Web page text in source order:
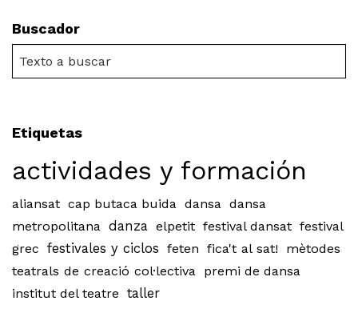
Buscador
Etiquetas
actividades y formación
aliansat cap butaca buida dansa dansa
metropolitana danza elpetit festival dansat festival
grec festivales y ciclos feten fica't al sat!
mètodes
teatrals de creació col·lectiva premi de dansa
institut del teatre taller